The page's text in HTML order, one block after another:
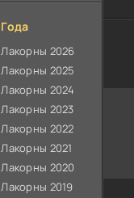
Года
Лакорны 2026
Лакорны 2025
Лакорны 2024
Лакорны 2023
Лакорны 2022
Лакорны 2021
Лакорны 2020
Лакорны 2019